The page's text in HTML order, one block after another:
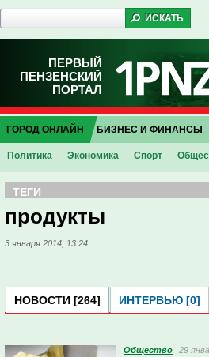
ПЕРВЫЙ
ПЕНЗЕНСКИЙ
ПОРТАЛ
ГОРОД ОНЛАЙН
Политика Экономика Спорт
БИЗНЕС И ФИНАНСЫ
ТЕГИ
продукты
3 января 2014, 13:24
НОВОСТИ [264] ИНТЕРВЬЮ [0]
Общество 29